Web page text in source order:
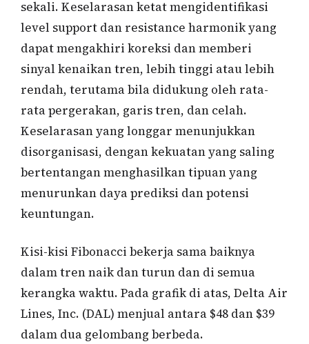
sekali. Keselarasan ketat mengidentifikasi
level support dan resistance harmonik yang
dapat mengakhiri koreksi dan memberi
sinyal kenaikan tren, lebih tinggi atau lebih
rendah, terutama bila didukung oleh rata-
rata pergerakan, garis tren, dan celah.
Keselarasan yang longgar menunjukkan
disorganisasi, dengan kekuatan yang saling
bertentangan menghasilkan tipuan yang
menurunkan daya prediksi dan potensi
keuntungan.
Kisi-kisi Fibonacci bekerja sama baiknya
dalam tren naik dan turun dan di semua
kerangka waktu. Pada grafik di atas, Delta Air
Lines, Inc. (DAL) menjual antara $48 dan $39
dalam dua gelombang berbeda.